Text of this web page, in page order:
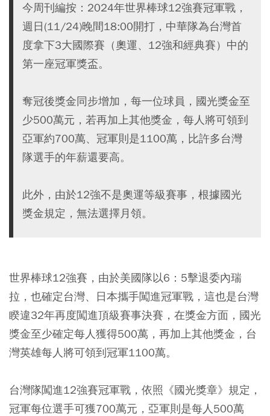
今周刊編按：2024年世界棒球12強賽冠軍戰，
週日(11/24)晚間18:00開打，中華隊為台灣首
度拿下3大國際賽（奧運、12強和經典賽）中的
第一座冠軍獎盃。
奪冠後獎金同步增加，每一位球員，國光獎金至
少500萬元，若再加上其他獎金，每人將可領到
亞軍約700萬、冠軍則是1100萬，比許多台灣
隊選手的年薪還要高。
此外，由於12強不是奧運等級賽事，根據國光
獎金規定，無法選擇月領。
世界棒球12強賽，由於美國隊以6：5擊退委內瑞
拉，也確定台灣、日本攜手闖進冠軍戰，這也是台灣
睽違32年再度闖進頂級賽事決賽，在獎金方面，國光
獎金至少確定每人獲得500萬，再加上其他獎金，台
灣英雄每人將可領到冠軍1100萬。
台灣隊闖進12強賽冠軍戰，依照《國光獎章》規定，
冠軍每位選手可獲700萬元，亞軍則是每人500萬